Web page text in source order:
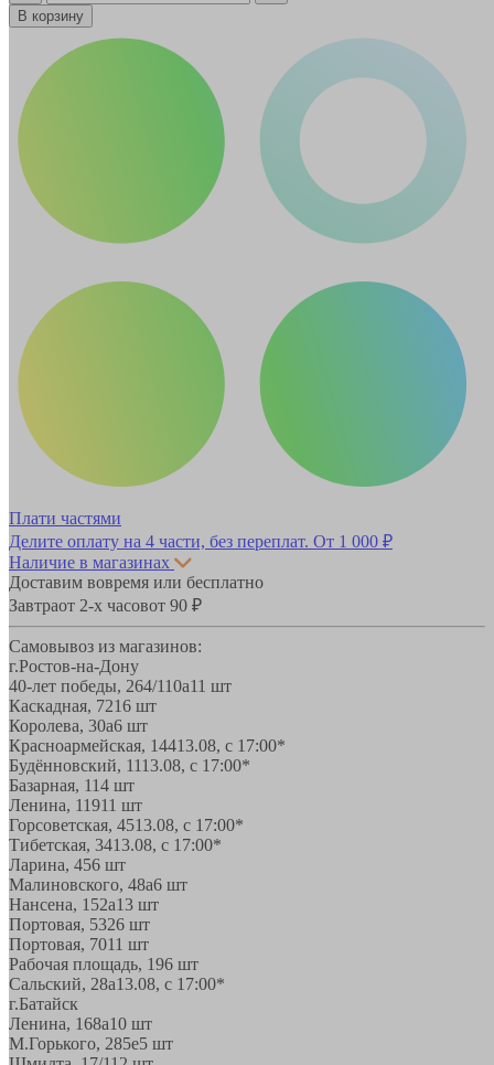
В корзину
Плати частями
Делите оплату на 4 части, без переплат. От 1 000 ₽
Наличие в магазинах
Доставим вовремя или бесплатно
Завтраот 2-х часовот 90 ₽
Самовывоз из магазинов:
г.Ростов-на-Дону
40-лет победы, 264/110а11 шт
Каскадная, 7216 шт
Королева, 30а6 шт
Красноармейская, 14413.08, с 17:00*
Будённовский, 1113.08, с 17:00*
Базарная, 114 шт
Ленина, 11911 шт
Горсоветская, 4513.08, с 17:00*
Тибетская, 3413.08, с 17:00*
Ларина, 456 шт
Малиновского, 48а6 шт
Нансена, 152а13 шт
Портовая, 5326 шт
Портовая, 7011 шт
Рабочая площадь, 196 шт
Сальский, 28a13.08, с 17:00*
г.Батайск
Ленина, 168а10 шт
М.Горького, 285е5 шт